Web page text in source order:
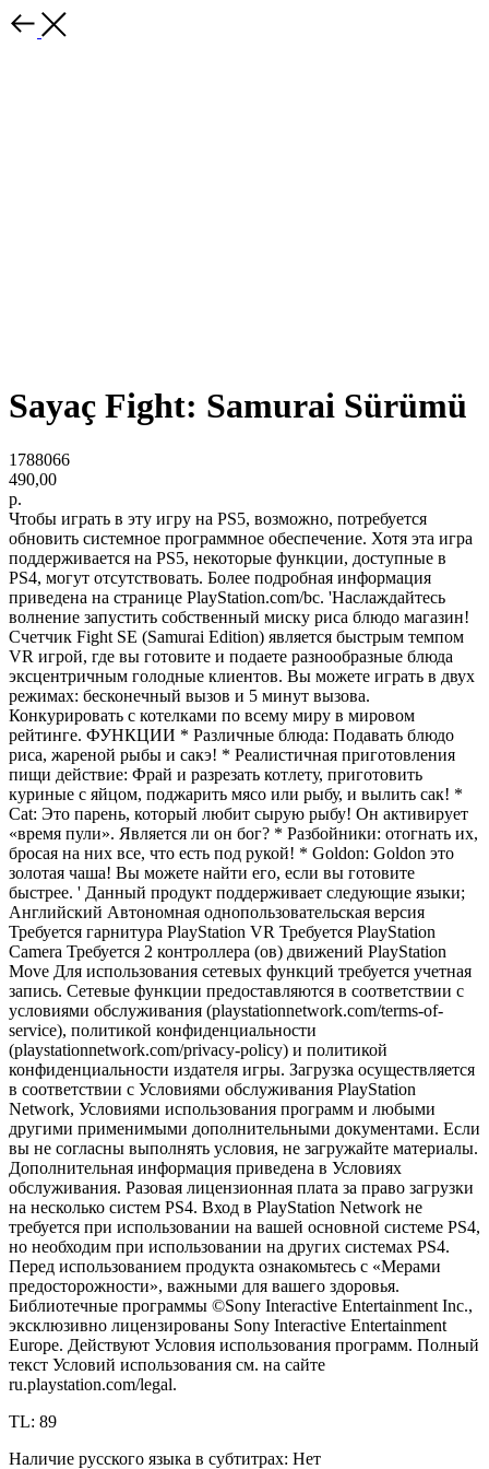
Sayaç Fight: Samurai Sürümü
1788066
490,00
р.
Чтобы играть в эту игру на PS5, возможно, потребуется
обновить системное программное обеспечение. Хотя эта игра
поддерживается на PS5, некоторые функции, доступные в
PS4, могут отсутствовать. Более подробная информация
приведена на странице PlayStation.com/bc. 'Наслаждайтесь
волнение запустить собственный миску риса блюдо магазин!
Счетчик Fight SE (Samurai Edition) является быстрым темпом
VR игрой, где вы готовите и подаете разнообразные блюда
эксцентричным голодные клиентов. Вы можете играть в двух
режимах: бесконечный вызов и 5 минут вызова.
Конкурировать с котелками по всему миру в мировом
рейтинге. ФУНКЦИИ * Различные блюда: Подавать блюдо
риса, жареной рыбы и сакэ! * Реалистичная приготовления
пищи действие: Фрай и разрезать котлету, приготовить
куриные с яйцом, поджарить мясо или рыбу, и вылить сак! *
Cat: Это парень, который любит сырую рыбу! Он активирует
«время пули». Является ли он бог? * Разбойники: отогнать их,
бросая на них все, что есть под рукой! * Goldon: Goldon это
золотая чаша! Вы можете найти его, если вы готовите
быстрее. ' Данный продукт поддерживает следующие языки;
Английский Автономная однопользовательская версия
Требуется гарнитура PlayStation VR Требуется PlayStation
Camera Требуется 2 контроллера (ов) движений PlayStation
Move Для использования сетевых функций требуется учетная
запись. Сетевые функции предоставляются в соответствии с
условиями обслуживания (playstationnetwork.com/terms-of-
service), политикой конфиденциальности
(playstationnetwork.com/privacy-policy) и политикой
конфиденциальности издателя игры. Загрузка осуществляется
в соответствии с Условиями обслуживания PlayStation
Network, Условиями использования программ и любыми
другими применимыми дополнительными документами. Если
вы не согласны выполнять условия, не загружайте материалы.
Дополнительная информация приведена в Условиях
обслуживания. Разовая лицензионная плата за право загрузки
на несколько систем PS4. Вход в PlayStation Network не
требуется при использовании на вашей основной системе PS4,
но необходим при использовании на других системах PS4.
Перед использованием продукта ознакомьтесь с «Мерами
предосторожности», важными для вашего здоровья.
Библиотечные программы ©Sony Interactive Entertainment Inc.,
эксклюзивно лицензированы Sony Interactive Entertainment
Europe. Действуют Условия использования программ. Полный
текст Условий использования см. на сайте
ru.playstation.com/legal.
TL: 89
Наличие русского языка в субтитрах: Нет